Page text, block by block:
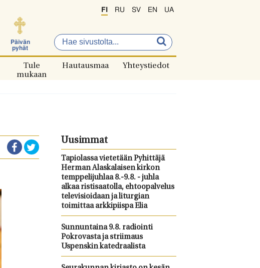
Päivän
pyhät
FI RU SV EN UA
Tule
mukaan
Hautausmaa Yhteystiedot
Uusimmat
Tapiolassa vietetään Pyhittäjä
Herman Alaskalaisen kirkon
temppelijuhlaa 8.-9.8. - juhla
alkaa ristisaatolla, ehtoopalvelus
televisioidaan ja liturgian
toimittaa arkkipiispa Elia
Sunnuntaina 9.8. radiointi
Pokrovasta ja striimaus
Uspenskin katedraalista